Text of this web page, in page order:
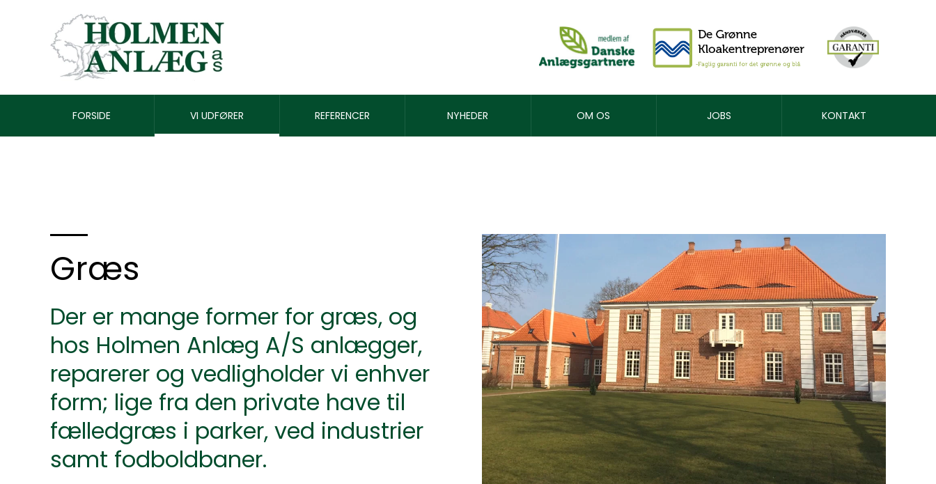
FORSIDE VI UDFØRER REFERENCER NYHEDER OM OS JOBS KONTAKT
Græs
Der er mange former for græs, og
hos Holmen Anlæg A/S anlægger,
reparerer og vedligholder vi enhver
form; lige fra den private have til
fælledgræs i parker, ved industrier
samt fodboldbaner.